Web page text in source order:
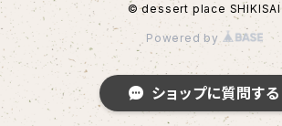
© dessert place SHIKISAI
Powered by
ショップに質問する